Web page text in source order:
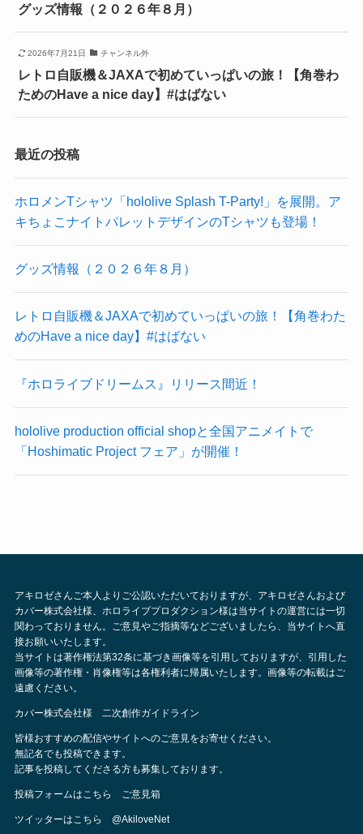
グッズ情報（２０２６年８月）
2026年7月21日 チャンネル外
レトロ自販機＆JAXAで初めていっぱいの旅！【角巻わ
ためのHave a nice day】#はばない
最近の投稿
ホロメンTシャツ「hololive Splash T-Party!」を展開。ア
キちょこナイトパレットデザインのTシャツも登場！
グッズ情報（２０２６年８月）
レトロ自販機＆JAXAで初めていっぱいの旅！【角巻わた
めのHave a nice day】#はばない
『ホロライブドリームス』リリース間近！
hololive production official shopと全国アニメイトで
「Hoshimatic Project フェア」が開催！
アキロゼさんご本人よりご公認いただいておりますが、アキロゼさんおよび
カバー株式会社様、ホロライブプロダクション様は当サイトの運営には一切
関わっておりません。ご意見やご指摘等などございましたら、当サイトへ直
接お願いいたします。
当サイトは著作権法第32条に基づき画像等を引用しておりますが、引用した
画像等の著作権・肖像権等は各権利者に帰属いたします。画像等の転載はご
遠慮ください。
カバー株式会社様 二次創作ガイドライン
皆様おすすめの配信やサイトへのご意見をお寄せください。
無記名でも投稿できます。
記事を投稿してくださる方も募集しております。
投稿フォームはこちら ご意見箱
ツイッターはこちら @AkiloveNet